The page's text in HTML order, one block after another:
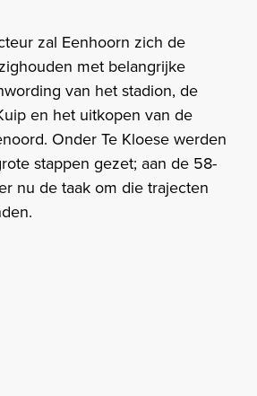
zal Eenhoorn zich de
met belangrijke
van het stadion, de
en het uitkopen van de
Onder Te Kloese werden
stappen gezet; aan de 58-
nu de taak om die trajecten